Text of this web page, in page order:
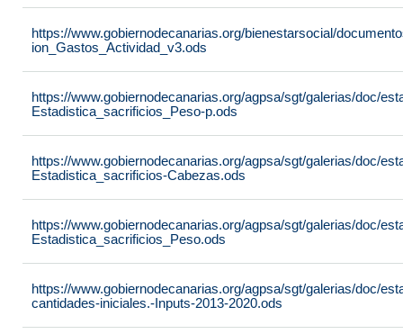
https://www.gobiernodecanarias.org/bienestarsocial/
ion_Gastos_Actividad_v3.ods
https://www.gobiernodecanarias.org/agpsa/sgt/galerias/doc/
Estadistica_sacrificios_Peso-p.ods
https://www.gobiernodecanarias.org/agpsa/sgt/galerias/doc/
Estadistica_sacrificios-Cabezas.ods
https://www.gobiernodecanarias.org/agpsa/sgt/galerias/doc/
Estadistica_sacrificios_Peso.ods
https://www.gobiernodecanarias.org/agpsa/sgt/galerias/doc/
cantidades-iniciales.-Inputs-2013-2020.ods